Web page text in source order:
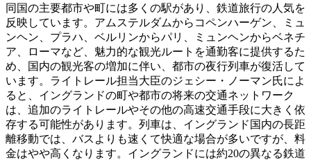
同国の主要都市や町には多くの駅があり、鉄道旅行の人気を
反映しています。アムステルダムからコペンハーゲン、ミュ
ンヘン、プラハ、ベルリンからパリ、ミュンヘンからベネチ
ア、ローマなど、魅力的な観光ルートを通勤客に提供するた
め、国内の観光客の増加に伴い、都市の夜行列車が復活して
います。ライトレール担当大臣のジェシー・ノーマン氏によ
ると、イングランドの町や都市の将来の交通ネットワーク
は、追加のライトレールやその他の高速交通手段に大きく依
存する可能性があります。列車は、イングランド国内の長距
離移動では、バスよりも速くて快適な場合が多いですが、料
金はやや高くなります。イングランドには約20の異なる鉄道